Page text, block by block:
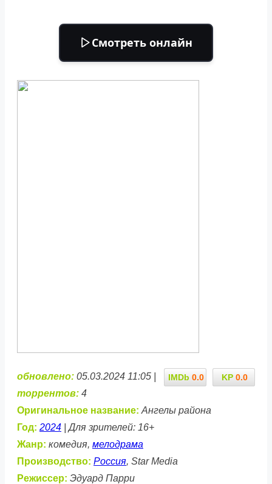
Смотреть онлайн
KP 0.0
IMDb 0.0
обновлено: 05.03.2024 11:05 |
торрентов: 4
Оригинальное название: Ангелы района
Год: 2024 | Для зрителей: 16+
Жанр: комедия, мелодрама
Производство: Россия, Star Media
Режиссер: Эдуард Парри